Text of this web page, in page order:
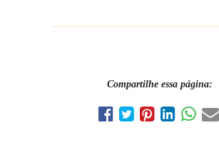
Compartilhe essa página: